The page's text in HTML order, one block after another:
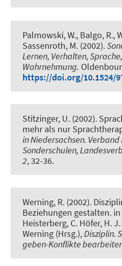
Palmowski, W., Balgo, R.,
Sassenroth, M. (2002).
Lernen, Verhalten,
Wahrnehmung.
https://doi.org/10.1524/
Stitzinger, U. (2002).
mehr als nur
in Niedersachsen.
Sonderschulen,
2, 32-36.
Werning, R. (2002).
Beziehungen gestalten.
Heisterberg, C. Höfer, H.
Werning (Hrsg.),Disziplin.
geben-Konflikte